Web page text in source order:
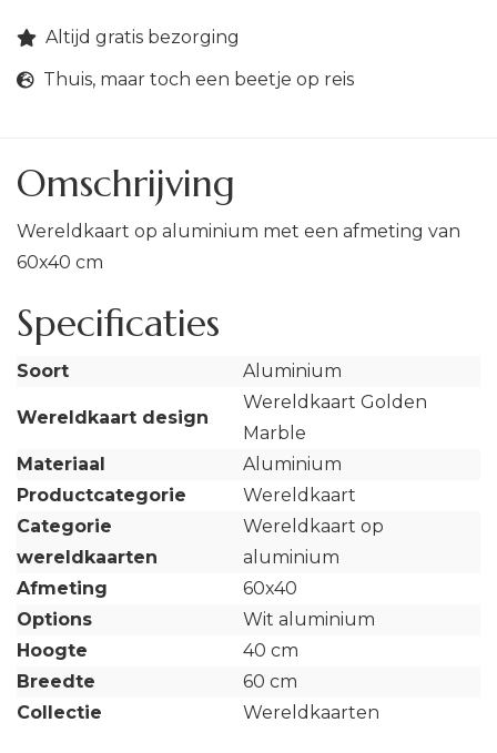
Altijd gratis bezorging
Thuis, maar toch een beetje op reis
Omschrijving
Wereldkaart op aluminium met een afmeting van
60x40 cm
Specificaties
Soort Aluminium
Wereldkaart design
Wereldkaart Golden
Marble
Materiaal
Aluminium
Productcategorie
Wereldkaart
Categorie
wereldkaarten
Wereldkaart op
aluminium
Afmeting
60x40
Options
Wit aluminium
Hoogte
40 cm
Breedte
60 cm
Collectie
Wereldkaarten